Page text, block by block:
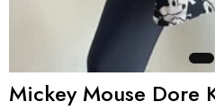
Mickey Mouse Dore